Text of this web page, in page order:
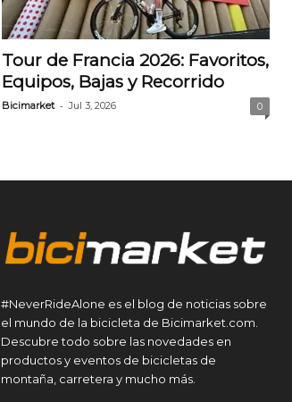
Tour de Francia 2026: Favoritos,
Equipos, Bajas y Recorrido
Bicimarket - Jul 3, 2026 0
#NeverRideAlone es el blog de noticias sobre
el mundo de la bicicleta de Bicimarket.com.
Descubre todo sobre las novedades en
productos y eventos de bicicletas de
montaña, carretera y mucho más.